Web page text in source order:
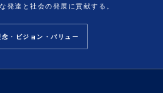
発達と社会の発展に貢献する。
・ビジョン・バリュー